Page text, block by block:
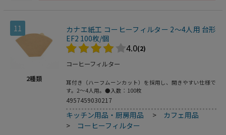
11
2種類
カナエ紙工 コーヒーフィルター 2～4人用 台形
EF2 100枚/個
4.0(2)
コーヒーフィルター
耳付き（ハーフムーンカット）を採用し、開きやすい仕様で
す。2～4人用。●入数：100枚
4957459030217
キッチン用品・厨房用品 > カフェ用品
> コーヒーフィルター